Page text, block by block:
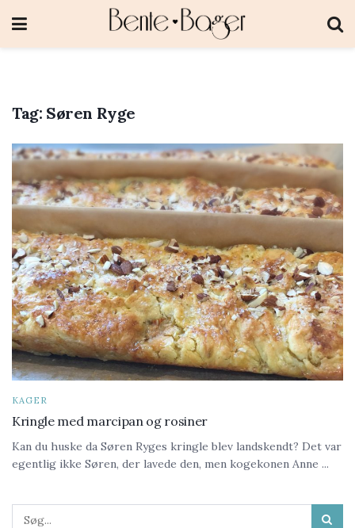
Tag: Søren Ryge
KAGER
Kringle med marcipan og rosiner
Kan du huske da Søren Ryges kringle blev landskendt? Det var
egentlig ikke Søren, der lavede den, men kogekonen Anne ...